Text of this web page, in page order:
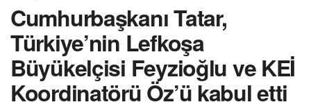
Cumhurbaşkanı Tatar,
Türkiye’nin Lefkoşa
Büyükelçisi Feyzioğlu ve KEİ
Koordinatörü Öz’ü kabul etti